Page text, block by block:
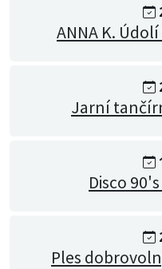
ANNA K.
Jarní
Disco
Ples